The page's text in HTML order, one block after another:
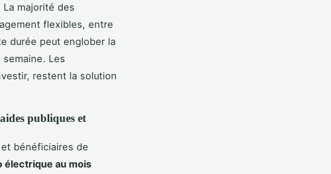
majorité des
flexibles, entre
durée peut englober la
Les
restent la solution
publiques et
bénéficiaires de
électrique au mois